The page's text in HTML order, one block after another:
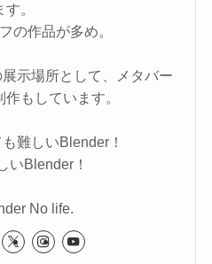
す。
の作品が多め。
示場所として、メタバー
もしています。
難しいBlender！
いBlender！
No life.